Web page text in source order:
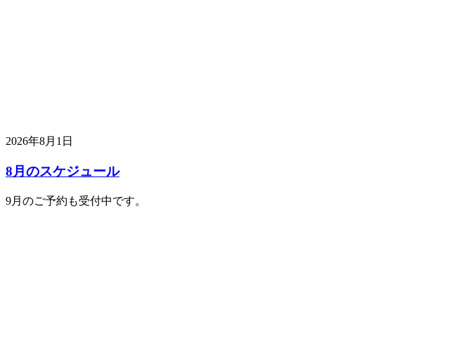
2026年8月1日
8月のスケジュール
9月のご予約も受付中です。